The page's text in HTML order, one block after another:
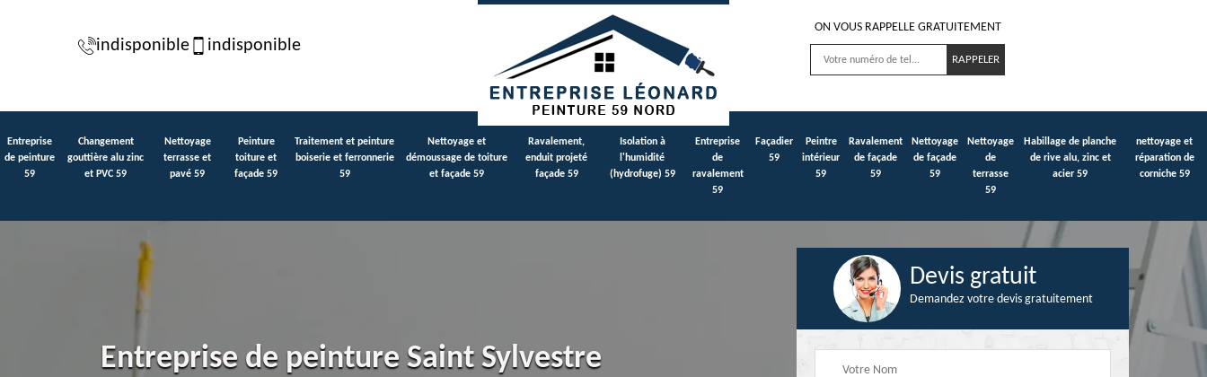
indisponible indisponible
ON VOUS RAPPELLE GRATUITEMENT
Entreprise
de peinture
59
Changement
gouttière alu zinc
et PVC 59
Nettoyage
terrasse et
pavé 59
Peinture
toiture et
façade 59
Traitement et peinture
boiserie et ferronnerie
59
Nettoyage et
démoussage de toiture
et façade 59
Ravalement,
enduit projeté
façade 59
Isolation à
l'humidité
(hydrofuge) 59
Entreprise
de
ravalement
59
Façadier
59
Peintre
intérieur
59
Ravalement
de façade
59
Nettoyage
de façade
59
Nettoyage
de
terrasse
59
Habillage de planche
de rive alu, zinc et
acier 59
nettoyage et
réparation de
corniche 59
Entreprise de peinture Saint Sylvestre
Devis gratuit
Demandez votre devis gratuitement